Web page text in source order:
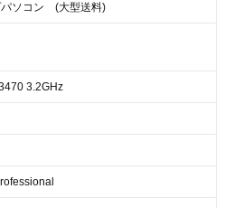
パソコン (大型送料)
3.2GHz